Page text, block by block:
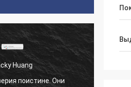
Hande
на сверх 10 лет,